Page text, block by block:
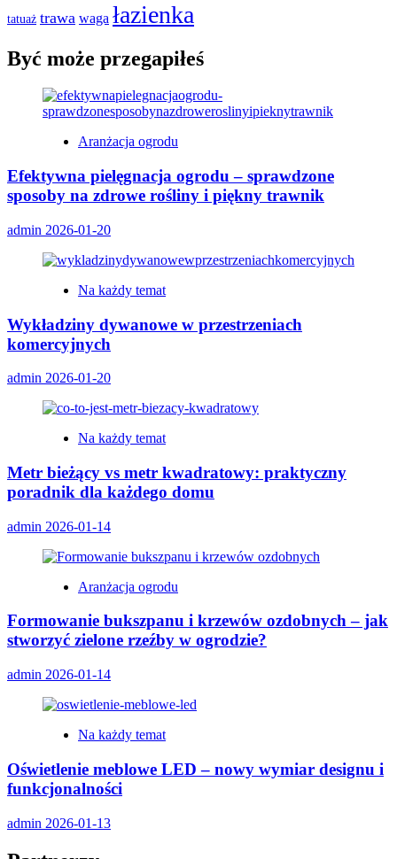
tatuaż trawa waga łazienka
Być może przegapiłeś
Aranżacja ogrodu
Efektywna pielęgnacja ogrodu – sprawdzone
sposoby na zdrowe rośliny i piękny trawnik
admin 2026-01-20
Na każdy temat
Wykładziny dywanowe w przestrzeniach
komercyjnych
admin 2026-01-20
Na każdy temat
Metr bieżący vs metr kwadratowy: praktyczny
poradnik dla każdego domu
admin 2026-01-14
Aranżacja ogrodu
Formowanie bukszpanu i krzewów ozdobnych – jak
stworzyć zielone rzeźby w ogrodzie?
admin 2026-01-14
Na każdy temat
Oświetlenie meblowe LED – nowy wymiar designu i
funkcjonalności
admin 2026-01-13